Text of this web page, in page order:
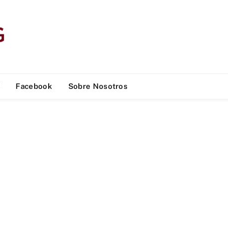
Facebook Sobre Nosotros